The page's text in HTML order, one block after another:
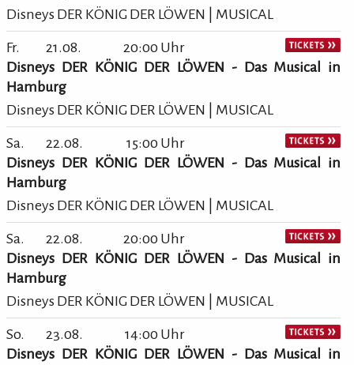
Disneys DER KÖNIG DER LÖWEN | MUSICAL
Fr. 21.08.
20:00 Uhr
Disneys DER KÖNIG DER LÖWEN - Das Musical in
Hamburg
Disneys DER KÖNIG DER LÖWEN | MUSICAL
Sa. 22.08.
15:00 Uhr
Disneys DER KÖNIG DER LÖWEN - Das Musical in
Hamburg
Disneys DER KÖNIG DER LÖWEN | MUSICAL
Sa. 22.08.
20:00 Uhr
Disneys DER KÖNIG DER LÖWEN - Das Musical in
Hamburg
Disneys DER KÖNIG DER LÖWEN | MUSICAL
So. 23.08.
14:00 Uhr
Disneys DER KÖNIG DER LÖWEN - Das Musical in